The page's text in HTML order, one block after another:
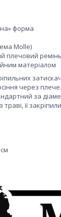
форма
Molle)
плечовий ремінь
матеріалом
через
за
її